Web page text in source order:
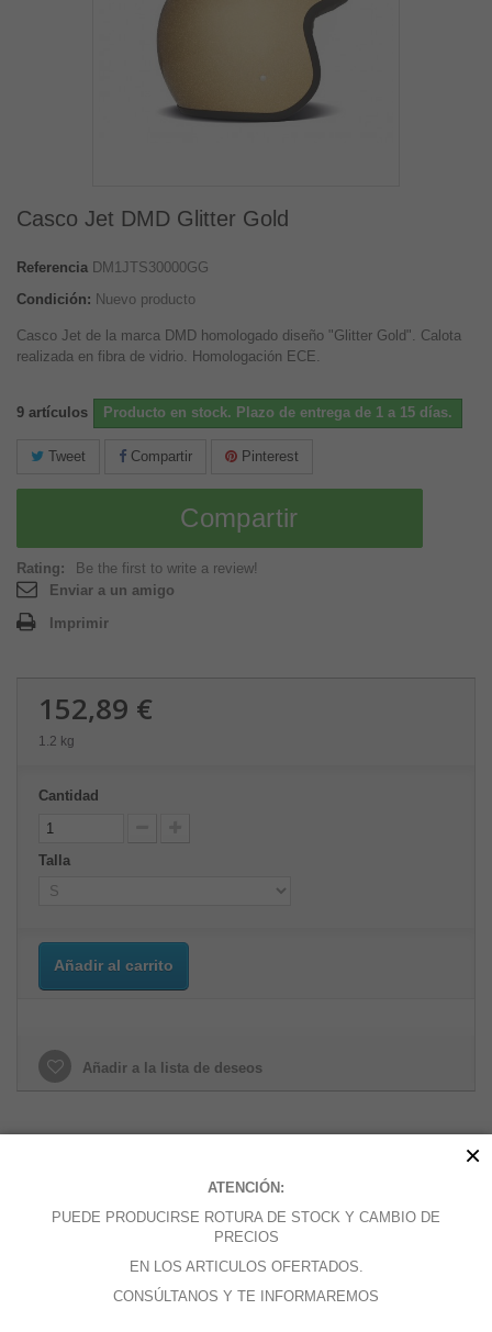
Casco Jet DMD Glitter Gold
Referencia DM1JTS30000GG
Condición: Nuevo producto
Casco Jet de la marca DMD homologado diseño "Glitter Gold". Calota
realizada en fibra de vidrio. Homologación ECE.
9 artículos Producto en stock. Plazo de entrega de 1 a 15 días.
Tweet Compartir Pinterest
Compartir
Rating:
Be the first to write a review!
Enviar a un amigo
Imprimir
152,89 €
1.2 kg
Cantidad
Talla
Añadir al carrito
Añadir a la lista de deseos
3 calotas para un máximo confort, i nterior completamente
otones integrados en la calota para visera,
ierre de doble anillo.
El casco VINTAGE es una nueva versión de la famosa e icónica
ATENCIÓN:
PUEDE PRODUCIRSE ROTURA DE STOCK Y CAMBIO DE
PRECIOS
EN LOS ARTICULOS OFERTADOS.
CONSÚLTANOS Y TE INFORMAREMOS
×